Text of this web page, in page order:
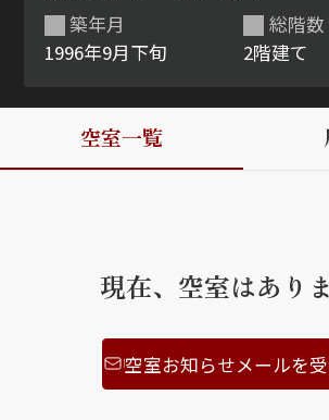
ルームツアー 動画ギャラリー
ShaMaison STYLE
シャーメゾンライフサポート
築年月
1996年9月下旬
総階数
2階建て
空室一覧
現在、空室はあり
空室お知らせメールを